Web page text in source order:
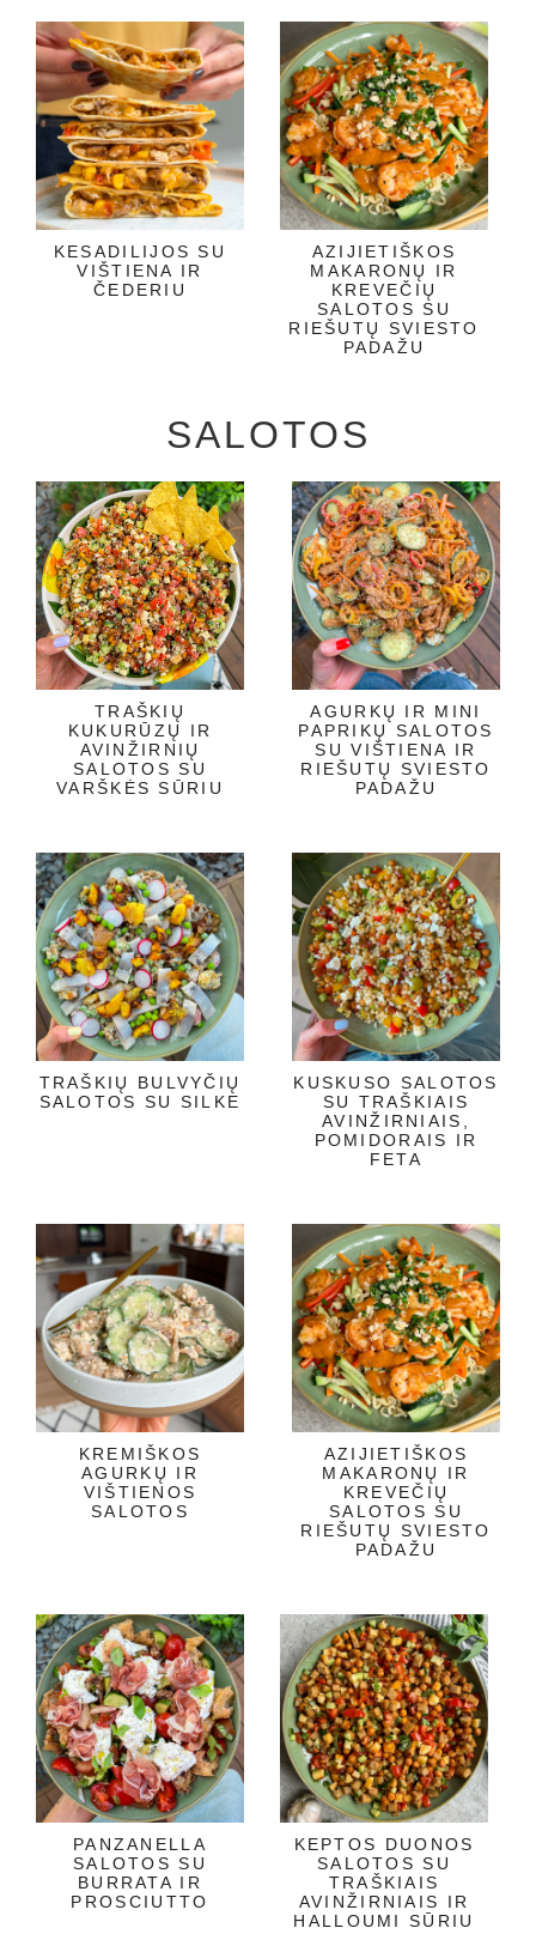
KESADILIJOS SU
VIŠTIENA IR
ČEDERIU
AZIJIETIŠKOS
MAKARONŲ IR
KREVEČIŲ
SALOTOS SU
RIEŠUTŲ SVIESTO
PADAŽU
SALOTOS
TRAŠKIŲ
KUKURŪZŲ IR
AVINŽIRNIŲ
SALOTOS SU
VARŠKĖS SŪRIU
AGURKŲ IR MINI
PAPRIKŲ SALOTOS
SU VIŠTIENA IR
RIEŠUTŲ SVIESTO
PADAŽU
TRAŠKIŲ BULVYČIŲ
SALOTOS SU SILKE
KUSKUSO SALOTOS
SU TRAŠKIAIS
AVINŽIRNIAIS,
POMIDORAIS IR
FETA
KREMIŠKOS
AGURKŲ IR
VIŠTIENOS
SALOTOS
AZIJIETIŠKOS
MAKARONŲ IR
KREVEČIŲ
SALOTOS SU
RIEŠUTŲ SVIESTO
PADAŽU
PANZANELLA
SALOTOS SU
BURRATA IR
PROSCIUTTO
KEPTOS DUONOS
SALOTOS SU
TRAŠKIAIS
AVINŽIRNIAIS IR
HALLOUMI SŪRIU